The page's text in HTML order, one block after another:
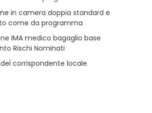
in camera doppia standard e
come da programma
IMA medico bagaglio base
Rischi Nominati
corrispondente locale